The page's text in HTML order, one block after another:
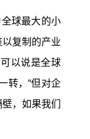
球最大的小
复制的产业
以说是全球
转，“但对企
，如果我们